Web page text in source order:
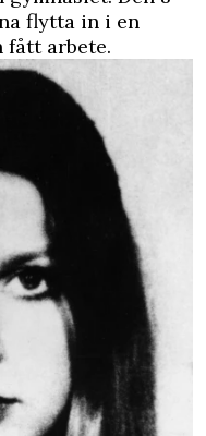
flytta in i en
fått arbete.